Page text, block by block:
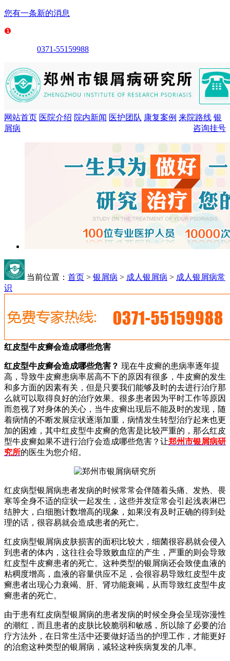
您有一条新的消息
0371-55159988
网站首页 医院介绍 院内新闻 医护团队 康复案例 来院路线 银
屑病
咨询挂号
当前位置： 首页 > 银屑病 > 成人银屑病 > 成人银屑病常
识
红皮型牛皮癣会造成哪些危害
红皮型牛皮癣会造成哪些危害？ 现在牛皮癣的患病率逐年提
高，导致牛皮癣患病率居高不下的原因有很多，牛皮癣的发生
和多方面的因素有关，但是只要我们能够及时的去进行治疗那
么就可以取得良好的治疗效果。很多患者因为平时工作等原因
而忽视了对身体的关心，当牛皮癣出现后不能及时的发现，随
着病情的不断发展症状逐渐加重，病情发生转型治疗起来也更
加的困难，其中红皮型牛皮癣的危害是比较严重的，那么红皮
型牛皮癣如果不进行治疗会造成哪些危害？让郑州市银屑病研
究所的医生为您介绍。
红皮病型银屑病患者发病的时候常常会伴随着头痛、发热、畏
寒等全身不适的症状一起发生，这些并发症常会引起浅表淋巴
结肿大，白细胞计数增高的现象，如果没有及时正确的得到处
理的话，很容易就会造成患者的死亡。
红皮病型银屑病皮肤损害的面积比较大，细菌很容易就会侵入
到患者的体内，这往往会导致败血症的产生，严重的则会导致
红皮型牛皮癣患者的死亡。这种类型的银屑病还会致使血液的
粘稠度增高，血液的容量供应不足，会很容易导致红皮型牛皮
癣患者出现心力衰竭、肝、肾功能衰竭，从而导致红皮型牛皮
癣患者的死亡。
由于患有红皮病型银屑病的患者发病的时候全身会呈现弥漫性
的潮红，而且患者的皮肤比较脆弱和敏感，所以除了必要的治
疗方法外，在日常生活中还要做好适当的护理工作，才能更好
的治愈这种类型的银屑病，减轻这种疾病复发的几率。